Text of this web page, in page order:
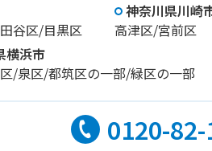
谷区/目黒区
神奈川県川崎
高津区/宮前区
横浜市
/泉区/都筑区の一部/緑区の一部
0120-